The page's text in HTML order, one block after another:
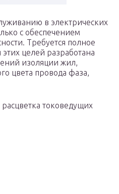
в электрических
с обеспечением
Требуется полное
целей разработана
изоляции жил,
цвета провода фаза,
токоведущих